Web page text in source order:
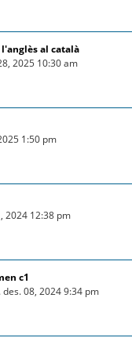
al català
2025 10:30 am
1:50 pm
2024 12:38 pm
c1
des. 08, 2024 9:34 pm